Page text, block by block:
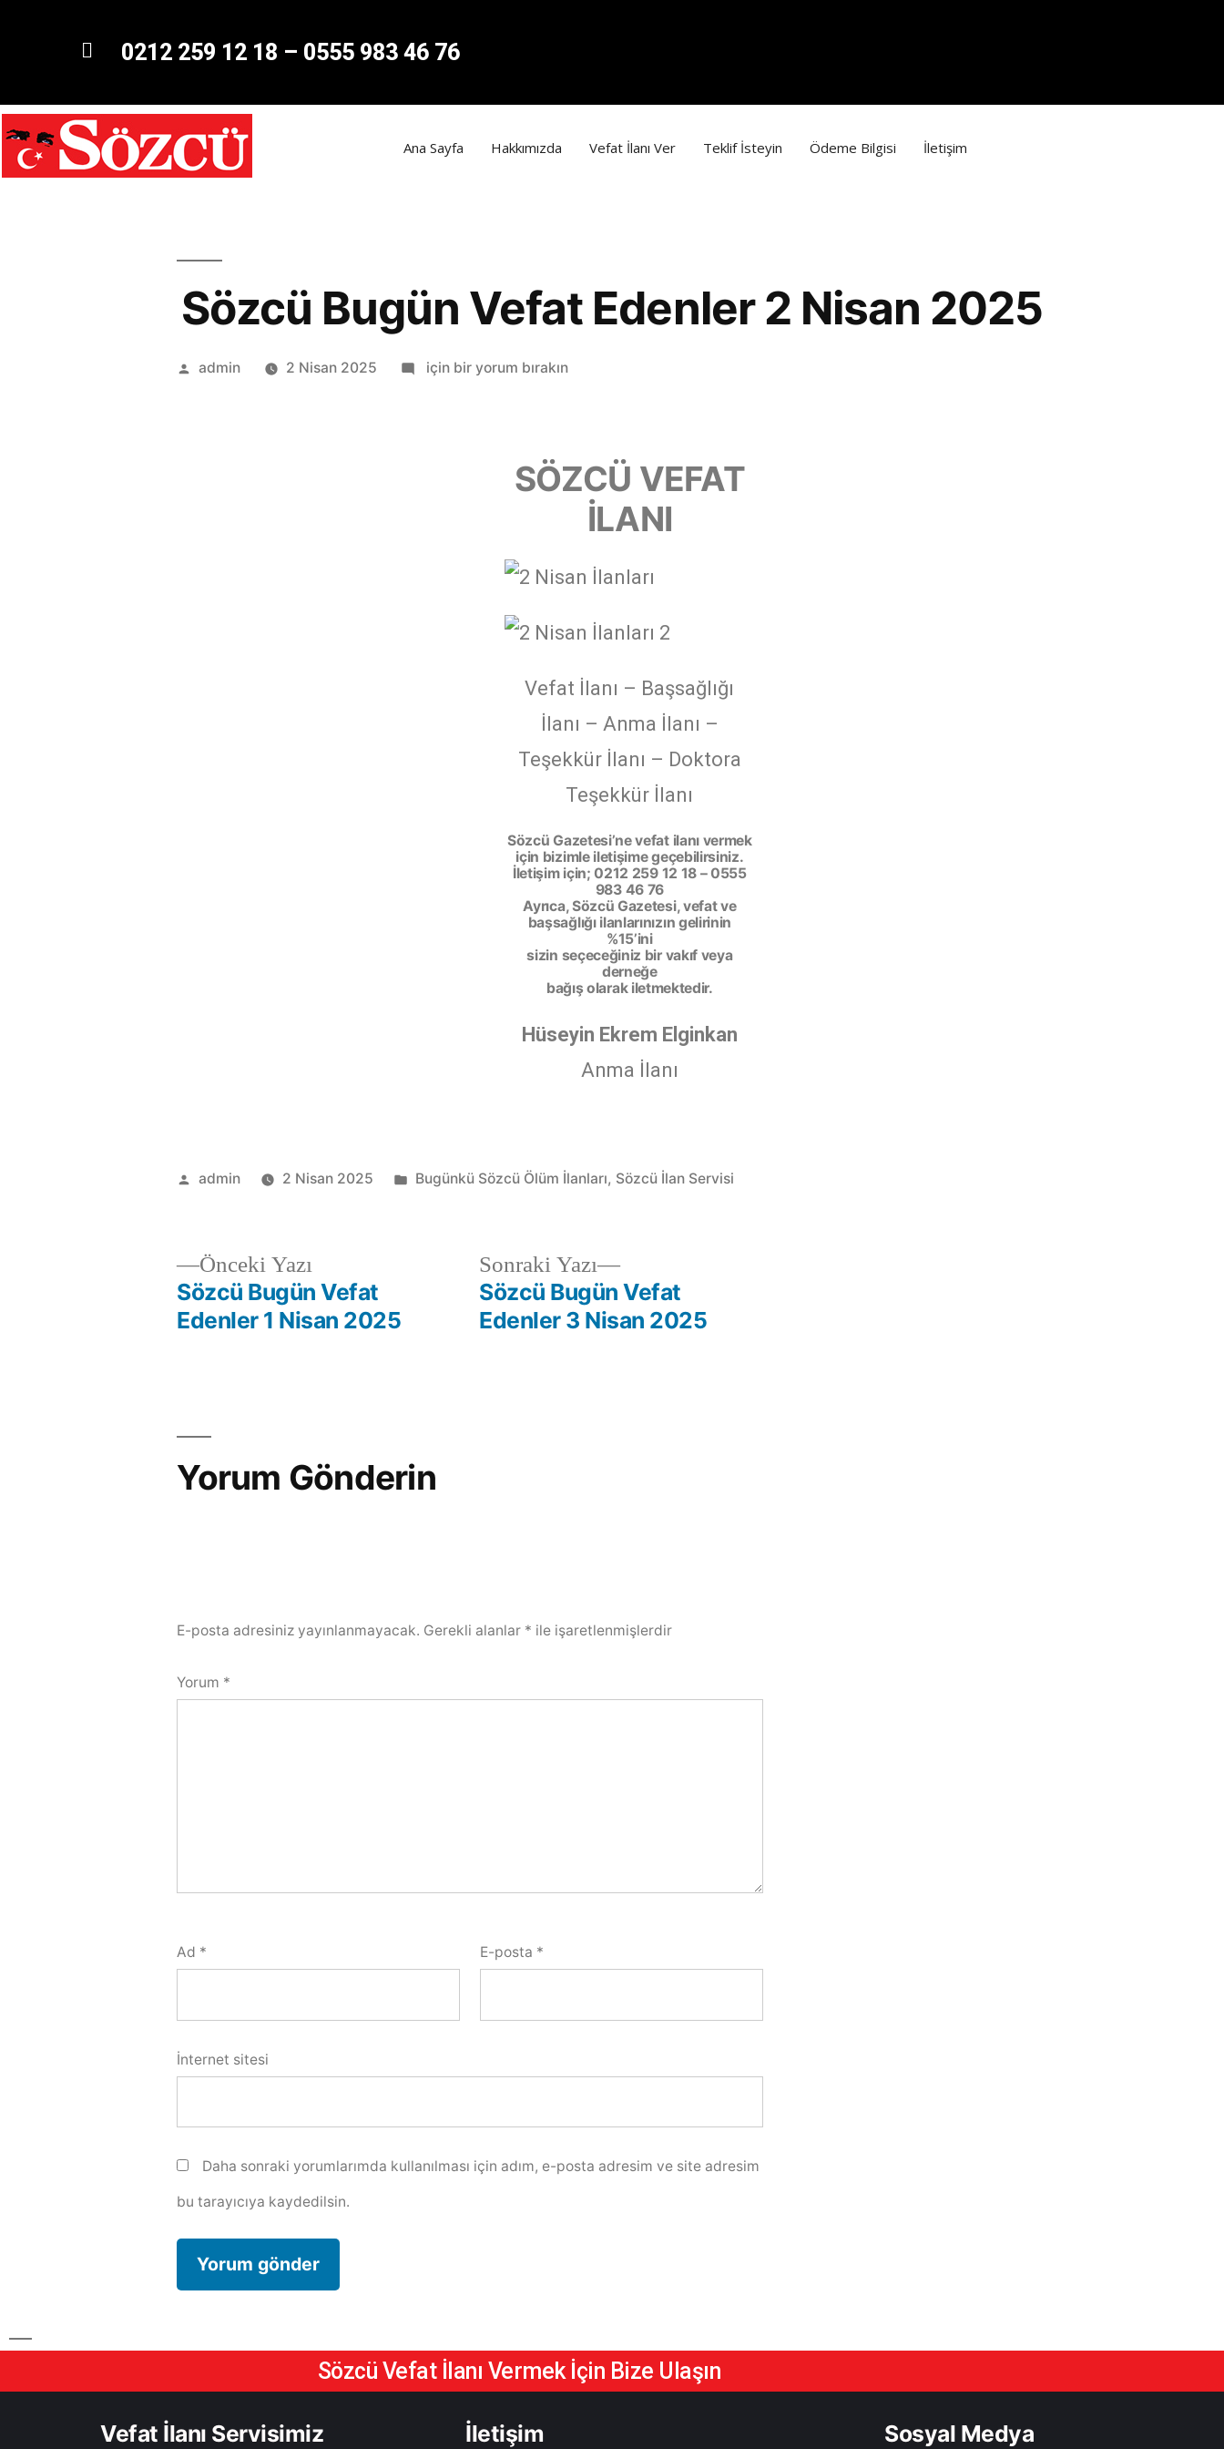
0212 259 12 18 – 0555 983 46 76
Ana Sayfa Hakkımızda Vefat İlanı Ver Teklif İsteyin Ödeme Bilgisi İletişim
Sözcü Bugün Vefat Edenler 2 Nisan 2025
admin 2 Nisan 2025 için bir yorum bırakın
SÖZCÜ VEFAT
İLANI
Vefat İlanı – Başsağlığı
İlanı – Anma İlanı –
Teşekkür İlanı – Doktora
Teşekkür İlanı
Sözcü Gazetesi’ne vefat ilanı vermek
için bizimle iletişime geçebilirsiniz.
İletişim için; 0212 259 12 18 – 0555
983 46 76
Ayrıca, Sözcü Gazetesi, vefat ve
başsağlığı ilanlarınızın gelirinin
%15’ini
sizin seçeceğiniz bir vakıf veya
derneğe
bağış olarak iletmektedir.
Hüseyin Ekrem Elginkan
Anma İlanı
admin 2 Nisan 2025 Bugünkü Sözcü Ölüm İlanları, Sözcü İlan Servisi
Önceki Yazı
Sözcü Bugün Vefat
Edenler 1 Nisan 2025
Sonraki Yazı
Sözcü Bugün Vefat
Edenler 3 Nisan 2025
Yorum Gönderin
E-posta adresiniz yayınlanmayacak. Gerekli alanlar * ile işaretlenmişlerdir
Yorum *
Ad * E-posta *
İnternet sitesi
Daha sonraki yorumlarımda kullanılması için adım, e-posta adresim ve site adresim
bu tarayıcıya kaydedilsin.
Sözcü Vefat İlanı Vermek İçin Bize Ulaşın
Vefat İlanı Servisimiz İletişim Sosyal Medya